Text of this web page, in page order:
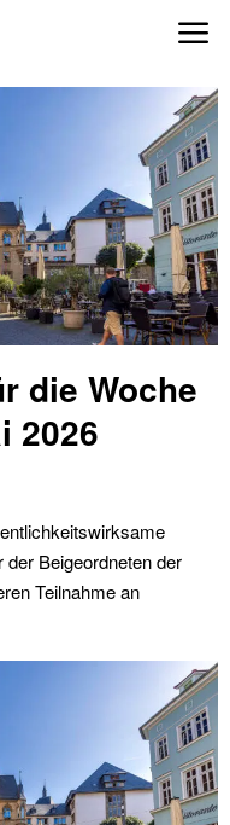
die Woche
2026
Beigeordneten der
Teilnahme an